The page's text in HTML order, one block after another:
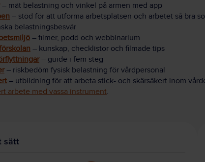
– mät belastning och vinkel på armen med app
– stöd för att utforma arbetsplatsen och arbetet så bra
belastningsbesvär
– filmer, podd och webbinarium
– kunskap, checklistor och filmade tips
– guide i fem steg
– riskbedöm fysisk belastning för vårdpersonal
– utbildning för att arbeta stick- och skärsäkert inom
arbete med vassa instrument.
sätt